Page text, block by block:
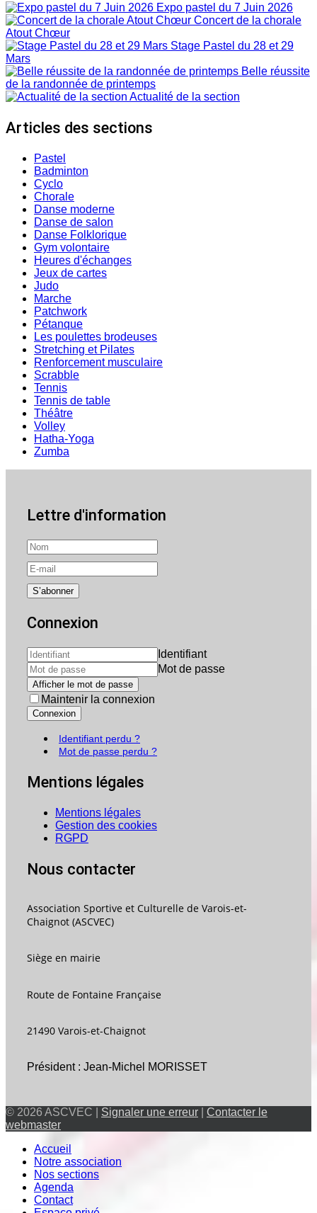
Expo pastel du 7 Juin 2026
Concert de la chorale
Atout Chœur
Stage Pastel du 28 et 29
Mars
Belle réussite
de la randonnée de printemps
Actualité de la section
Articles des sections
Pastel
Badminton
Cyclo
Chorale
Danse moderne
Danse de salon
Danse Folklorique
Gym volontaire
Heures d'échanges
Jeux de cartes
Judo
Marche
Patchwork
Pétanque
Les poulettes brodeuses
Stretching et Pilates
Renforcement musculaire
Scrabble
Tennis
Tennis de table
Théâtre
Volley
Hatha-Yoga
Zumba
Lettre d'information
Connexion
Identifiant
Mot de passe
Afficher le mot de passe
Maintenir la connexion
Connexion
Identifiant perdu ?
Mot de passe perdu ?
Mentions légales
Mentions légales
Gestion des cookies
RGPD
Nous contacter
Association Sportive et Culturelle de Varois-et-
Chaignot (ASCVEC)
Siège en mairie
Route de Fontaine Française
21490 Varois-et-Chaignot
Président : Jean-Michel MORISSET
© 2026 ASCVEC | Signaler une erreur
Contacter le
webmaster
Accueil
Notre association
Nos sections
Agenda
Contact